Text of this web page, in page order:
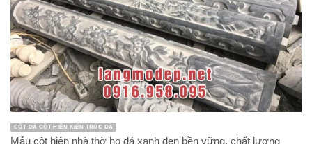
CỘT ĐÁ CỘT HIÊN KIẾN TRÚC ĐÁ
Mẫu cột hiên nhà thờ họ đá xanh đen bền vững, chất lượng